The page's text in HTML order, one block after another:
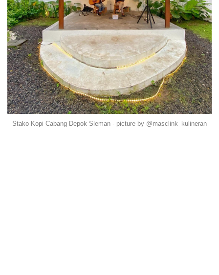
Stako Kopi Cabang Depok Sleman - picture by @masclink_kulineran